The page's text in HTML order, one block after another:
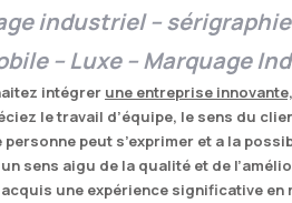
industriel –
– Luxe – Marquage
intégrer une entreprise
le travail d’équipe, le sens du
personne peut s’exprimer et a la
sens aigu de la qualité et de
une expérience significative